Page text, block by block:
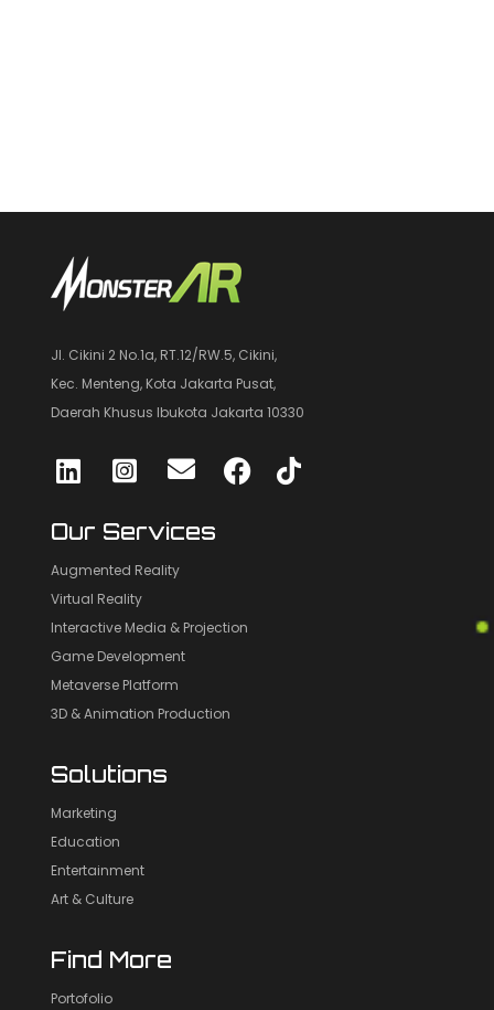
Jl. Cikini 2 No.1a, RT.12/RW.5, Cikini,
Kec. Menteng, Kota Jakarta Pusat,
Daerah Khusus Ibukota Jakarta 10330
Our Services
Augmented Reality
Virtual Reality
Interactive Media & Projection
Game Development
Metaverse Platform
3D & Animation Production
Solutions
Marketing
Education
Entertainment
Art & Culture
Find More
Portofolio